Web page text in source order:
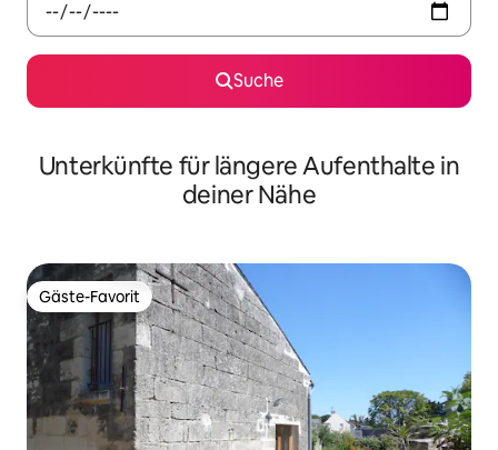
Suche
Unterkünfte für längere Aufenthalte in
deiner Nähe
Gäste-Favorit
Gäste-Favorit